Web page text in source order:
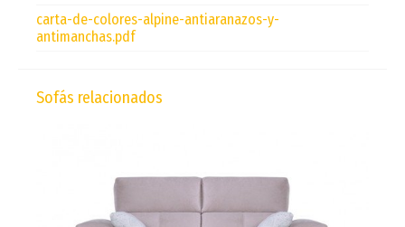
carta-de-colores-alpine-antiaranazos-y-
antimanchas.pdf
Sofás relacionados